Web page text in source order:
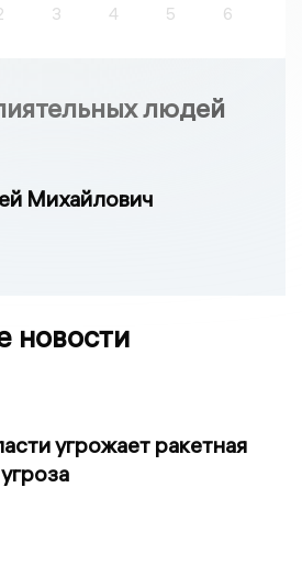
3 4 5 6
людей
Михайлович
новости
угрожает ракетная